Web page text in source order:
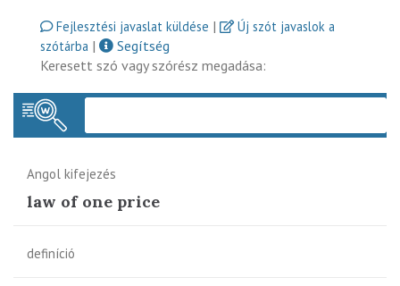
Fejlesztési javaslat küldése |
Új szót javaslok a
szótárba |
Segítség
Keresett szó vagy szórész megadása:
Angol kifejezés
law of one price
definíció